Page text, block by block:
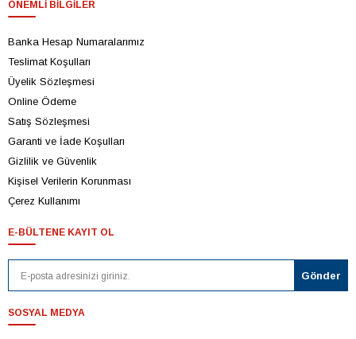
ÖNEMLI BILGILER
Banka Hesap Numaralarımız
Teslimat Koşulları
Üyelik Sözleşmesi
Online Ödeme
Satış Sözleşmesi
Garanti ve İade Koşulları
Gizlilik ve Güvenlik
Kişisel Verilerin Korunması
Çerez Kullanımı
E-BÜLTENE KAYIT OL
SOSYAL MEDYA